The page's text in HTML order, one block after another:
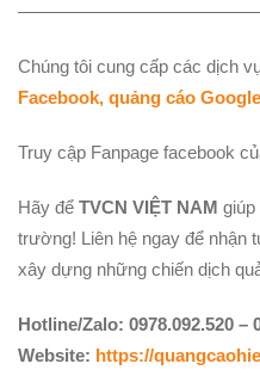
Chúng tôi cung cấp các dịch
Facebook, quảng cáo Google
Truy cập Fanpage facebook
Hãy để TVCN VIỆT NAM
trường! Liên hệ ngay để nhận
xây dựng những chiến dịch
Hotline/Zalo: 0978.092.520 –
Website: https://